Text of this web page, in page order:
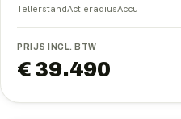
TellerstandActieradiusAccu
PRIJS INCL. BTW
€ 39.490